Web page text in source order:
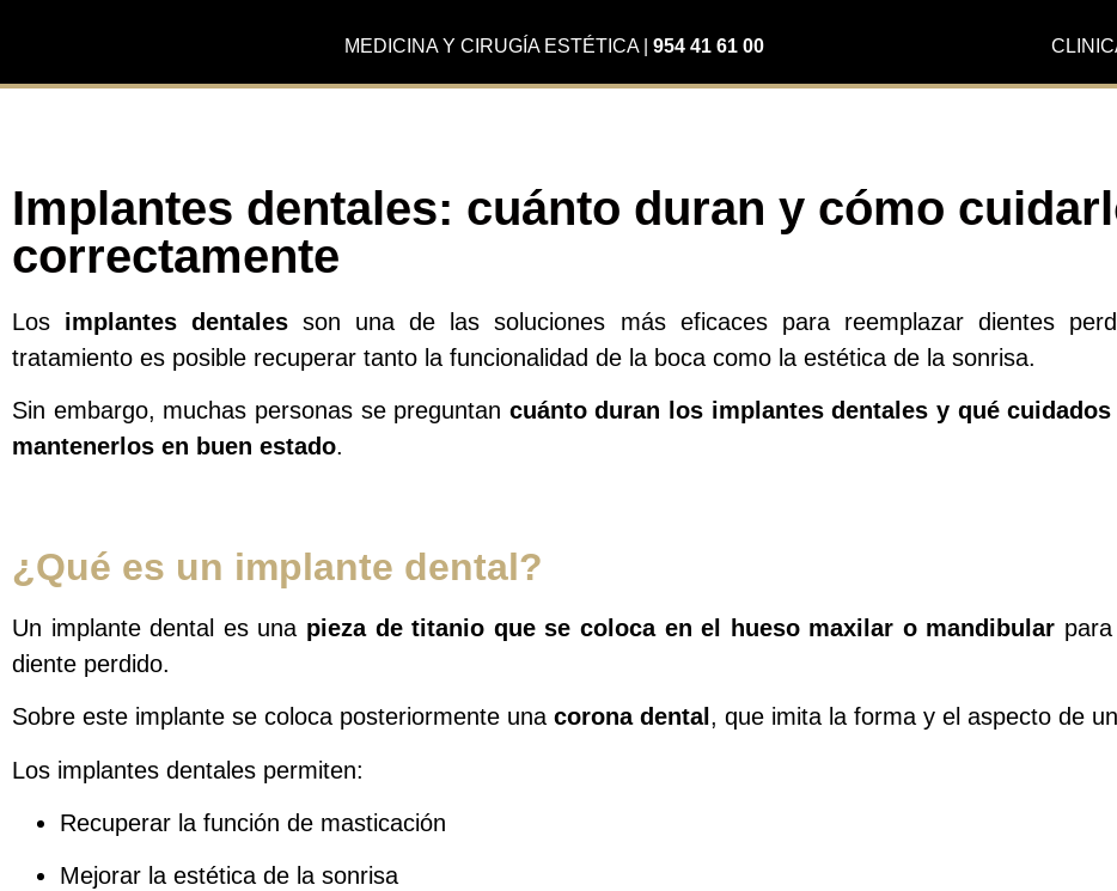
MEDICINA Y CIRUGÍA ESTÉTICA|954 41 61 00
Implantes dentales: cuánto duran y cómo
correctamente
Los implantes dentales son una de las soluciones más eficaces para reemplazar dientes
tratamiento es posible recuperar tanto la funcionalidad de la boca como la estética de la sonrisa.
Sin embargo, muchas personas se preguntan cuánto duran los implantes dentales y qué
mantenerlos en buen estado.
¿Qué es un implante dental?
Un implante dental es una pieza de titanio que se coloca en el hueso maxilar o mandibular
diente perdido.
Sobre este implante se coloca posteriormente una corona dental , que imita la forma y el aspecto de
Los implantes dentales permiten:
Recuperar la función de masticación
Mejorar la estética de la sonrisa